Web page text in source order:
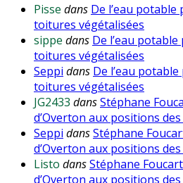
Pisse dans De l’eau
toitures végétalisées
sippe dans De l’eau
toitures végétalisées
Seppi dans De l’eau
toitures végétalisées
JG2433 dansStéphane
d’Overton aux positions
Seppi dansStéphane
d’Overton aux positions
Listo dansStéphane
d’Overton aux positions